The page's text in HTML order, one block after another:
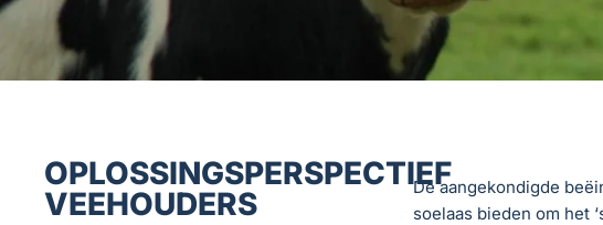
OPLOSSINGSPERSPECTIEF
VEEHOUDERS
De aangekondigde
soelaas bieden om het